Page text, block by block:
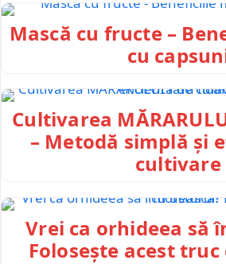
Mască cu fructe –
cu
Cultivarea
– Metodă simplă și
cultivare
Vrei ca orhideea să
Folosește acest